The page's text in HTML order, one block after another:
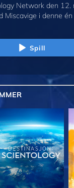
Network den 12.
Miscavige i denne
Spill